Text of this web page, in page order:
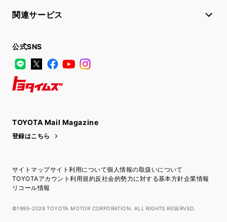
関連サービス
公式SNS
LINE
X FacebookYouTube
TOYOTA Mail Magazine
登録はこちら
サイトマップサイト利用について個人情報の取扱いについて
TOYOTAアカウント利用規約反社会的勢力に対する基本方針企業情報
リコール情報
©1995-2026 TOYOTA MOTOR CORPORATION. ALL RIGHTS RESERVED.